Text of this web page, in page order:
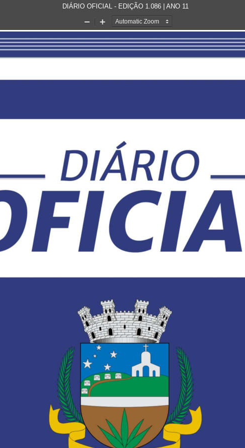
DIÁRIO OFICIAL - EDIÇÃO 1.086 | ANO 11